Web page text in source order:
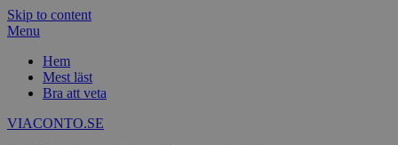
Skip to content
Menu
Hem
Mest läst
Bra att veta
VIACONTO.SE